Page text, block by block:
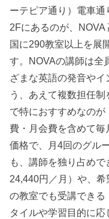
ーテピア通り）電車
2Fにあるのが、
国に290教室以上を展
す。NOVAの講師は全
ざまな英語の発音や
う、あえて複数担任
で特におすすめなの
費・月会費を含めて
価格で、月4回のグル
も、講師を独り占め
24,440円／月）や、
の教室でも受講できる
タイルや学習目的に応